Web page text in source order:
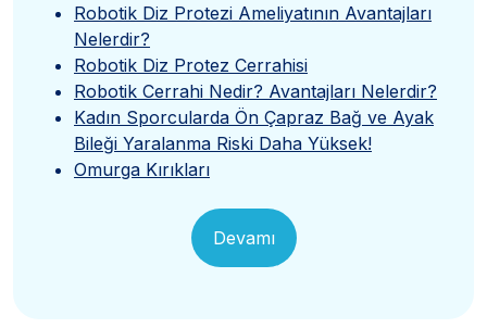
Robotik Diz Protezi Ameliyatının Avantajları
Nelerdir?
Robotik Diz Protez Cerrahisi
Robotik Cerrahi Nedir? Avantajları Nelerdir?
Kadın Sporcularda Ön Çapraz Bağ ve Ayak
Bileği Yaralanma Riski Daha Yüksek!
Omurga Kırıkları
Devamı